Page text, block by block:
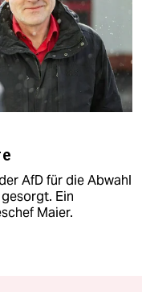
AfD für die Abwahl
Ein
Maier.